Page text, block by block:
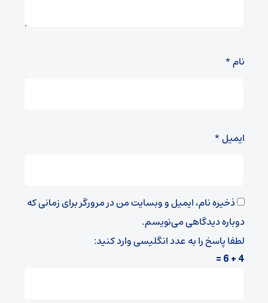
نام*
ایمیل*
ذخیره نام، ایمیل و وبسایت من در مرورگر برای زمانی که
دوباره دیدگاهی می‌نویسم.
لطفا پاسخ را به عدد انگلیسی وارد کنید:
4 + 6 =